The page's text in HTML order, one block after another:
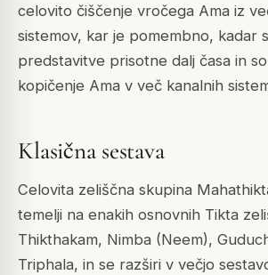
celovito čiščenje vročega Ama iz
sistemov, kar je pomembno, kadar
predstavitve prisotne dalj časa in
kopičenje Ama v več kanalnih
Klasična sestava
Celovita zeliščna skupina
temelji na enakih osnovnih Tikta
Thikthakam, Nimba (Neem),
Triphala, in se razširi v večjo